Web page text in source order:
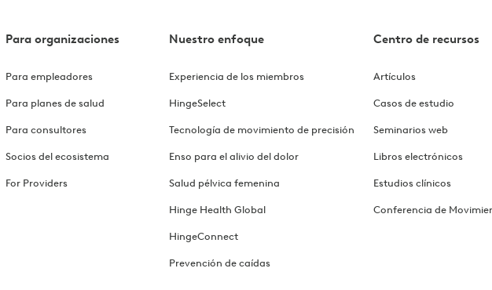
Para organizaciones
Para empleadores
Para planes de salud
Para consultores
Socios del ecosistema
For Providers
Nuestro enfoque
Experiencia de los miembros
HingeSelect
Tecnología de movimiento de precisión
Enso para el alivio del dolor
Salud pélvica femenina
Hinge Health Global
HingeConnect
Prevención de caídas
Centro de recursos
Artículos
Casos de estudio
Seminarios web
Libros electrónicos
Estudios clínicos
Conferencia de